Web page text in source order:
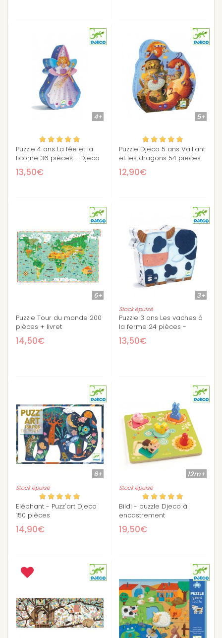
4+
Puzzle 4 ans La fée et la
licorne 36 pièces - Djeco
13,50€
5+
Puzzle Djeco 5 ans Vaillant
et les dragons 54 pièces
12,90€
6+
Puzzle Tour du monde 200
pièces + livret
14,50€
3+
Stock épuisé
Puzzle 3 ans Les vaches à
la ferme 24 pièces -
Djeco
13,50€
6+
Stock épuisé
Eléphant - Puzz'art Djeco
150 pièces
14,90€
12m+
Stock épuisé
Bildi - puzzle Djeco à
encastrement
19,50€